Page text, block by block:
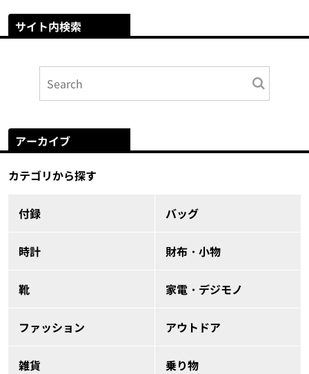
サイト内検索
アーカイブ
カテゴリから探す
付録 バッグ
時計 財布・小物
靴 家電・デジモノ
ファッション アウトドア
雑貨 乗り物